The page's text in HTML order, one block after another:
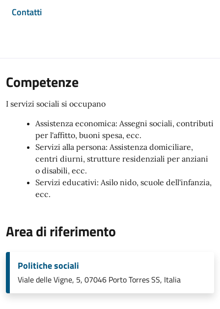
Contatti
Competenze
I servizi sociali si occupano
Assistenza economica: Assegni sociali, contributi
per l'affitto, buoni spesa, ecc.
Servizi alla persona: Assistenza domiciliare,
centri diurni, strutture residenziali per anziani
o disabili, ecc.
Servizi educativi: Asilo nido, scuole dell'infanzia,
ecc.
Area di riferimento
Politiche sociali
Viale delle Vigne, 5, 07046 Porto Torres SS, Italia